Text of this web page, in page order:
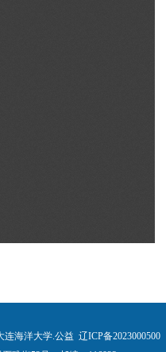
海洋大学.公益 辽ICP备2023000500